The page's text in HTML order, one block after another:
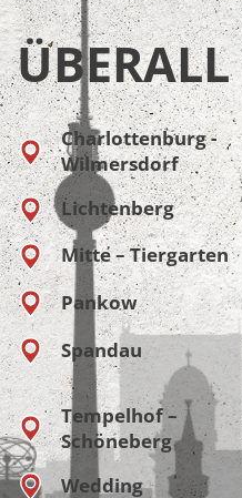
Charlottenburg -
Wilmersdorf
Lichtenberg
Mitte – Tiergarten
Pankow
Spandau
Tempelhof –
Schöneberg
Wedding